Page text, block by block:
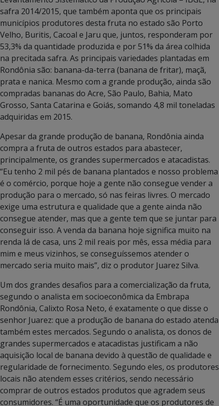
safra 2014/2015, que também aponta que os principais
municípios produtores desta fruta no estado são Porto
Velho, Buritis, Cacoal e Jaru que, juntos, responderam por
53,3% da quantidade produzida e por 51% da área colhida
na precitada safra. As principais variedades plantadas em
Rondônia são: banana-da-terra (banana de fritar), maçã,
prata e nanica. Mesmo com a grande produção, ainda são
compradas bananas do Acre, São Paulo, Bahia, Mato
Grosso, Santa Catarina e Goiás, somando 4,8 mil toneladas
adquiridas em 2015.
Apesar da grande produção de banana, Rondônia ainda
compra a fruta de outros estados para abastecer,
principalmente, os grandes supermercados e atacadistas.
“Eu tenho 2 mil pés de banana plantados e nosso problema
é o comércio, porque hoje a gente não consegue vender a
produção para o mercado, só nas feiras livres. O mercado
exige uma estrutura e qualidade que a gente ainda não
consegue atender, mas que a gente tem que se juntar para
conseguir isso. A venda da banana hoje significa muito na
renda lá de casa, uns 2 mil reais por mês, essa média para
mim e meus vizinhos, se conseguíssemos atender o
mercado seria muito mais”, diz o produtor Juarez Silva.
Um dos grandes desafios para a comercialização da fruta,
segundo o analista em socioeconômica da Embrapa
Rondônia, Calixto Rosa Neto, é exatamente o que disse o
senhor Juarez: que a produção de banana do estado atenda
também estes mercados. Segundo o analista, os donos de
grandes supermercados e atacadistas justificam a não
aquisição local de banana devido à questão de qualidade e
regularidade de fornecimento. Segundo eles, os produtores
locais não atendem esses critérios, sendo necessário
comprar de outros estados produtos que agradem seus
consumidores. “É uma oportunidade que os produtores de